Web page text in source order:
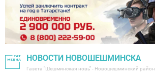
НОВОСТИ НОВОШЕШМИНСКА
Газета "Шешминская новь" - Новошешминский район